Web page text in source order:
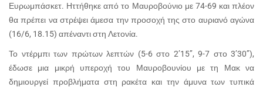
Ευρωμπάσκετ. Ηττήθηκε από το Μαυροβούνιο με 74-69 και πλέον
θα πρέπει να στρέψει άμεσα την προσοχή της στο αυριανό αγώνα
(16/6, 18.15) απέναντι στη Λετονία.
Το ντέρμπι των πρώτων λεπτών (5-6 στο 2’15’’, 9-7 στο 3’30’’),
έδωσε μια μικρή υπεροχή του Μαυροβουνίου με τη Μακ να
δημιουργεί προβλήματα στη ρακέτα και την άμυνα των τυπικά